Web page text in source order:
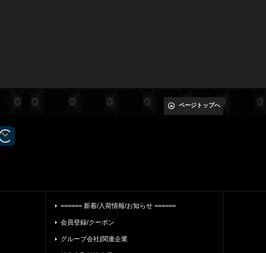
ページトップへ
====== 新着/入荷情報/お知らせ ======
会員登録/クーポン
グループ会社|関連企業